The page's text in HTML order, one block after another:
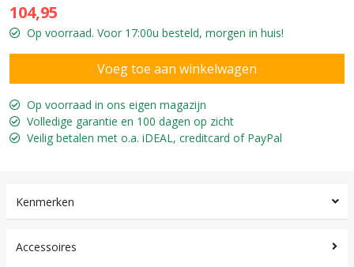
104,95
Op voorraad. Voor 17:00u besteld, morgen in huis!
Op voorraad in ons eigen magazijn
Volledige garantie en 100 dagen op zicht
Veilig betalen met o.a. iDEAL, creditcard of PayPal
Kenmerken
Accessoires